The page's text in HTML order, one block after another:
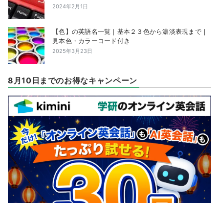
2024年2月1日
【色】の英語名一覧｜基本２３色から濃淡表現まで｜
見本色・カラーコード付き
2025年3月23日
8月10日までのお得なキャンペーン